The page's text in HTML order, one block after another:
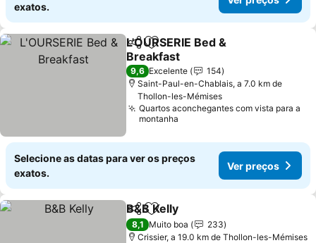
exatos.
PartilharAdicionar aos favoritos
L'OURSERIE Bed &
Breakfast
9,6 Excelente
154
Saint-Paul-en-Chablais, a 7.0 km de
Thollon-les-Mémises
Quartos aconchegantes com vista para a
montanha
Selecione as datas para ver os preços
exatos.
Ver preços
PartilharAdicionar aos favoritos
B&B Kelly
8,1 Muito boa
233
Crissier, a 19.0 km de Thollon-les-Mémises